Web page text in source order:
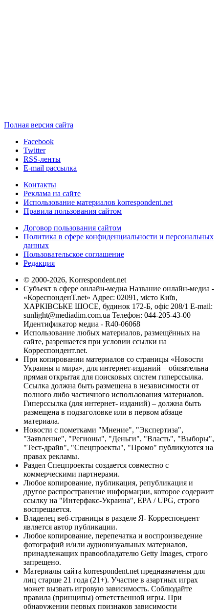
Полная версия сайта
Facebook
Twitter
RSS-ленты
E-mail рассылка
Контакты
Реклама на сайте
Использование материалов korrespondent.net
Правила пользования сайтом
Договор пользования сайтом
Политика в сфере конфиденциальности и персональных
данных
Пользовательское соглашение
Редакция
© 2000-2026, Korrespondent.net
Субъект в сфере онлайн-медиа Название онлайн-медиа -
«КореспонденТ.net» Адрес: 02091, місто Київ,
ХАРКІВСЬКЕ ШОСЕ, будинок 172-Б, офіс 208/1 E-mail:
sunlight@mediadim.com.ua Телефон: 044-205-43-00
Идентификатор медиа - R40-06068
Использование любых материалов, размещённых на
сайте, разрешается при условии ссылки на
Корреспондент.net.
При копировании материалов со страницы «Новости
Украины и мира», для интернет-изданий – обязательна
прямая открытая для поисковых систем гиперссылка.
Ссылка должна быть размещена в независимости от
полного либо частичного использования материалов.
Гиперссылка (для интернет- изданий) – должна быть
размещена в подзаголовке или в первом абзаце
материала.
Новости с пометками "Мнение", "Экспертиза",
"Заявление", "Регионы", "Деньги", "Власть", "Выборы",
"Тест-драйв", "Спецпроекты", "Промо" публикуются на
правах рекламы.
Раздел Спецпроекты создается совместно с
коммерческими партнерами.
Любое копирование, публикация, републикация и
другое распространение информации, которое содержит
ссылку на "Интерфакс-Украина", EPA / UPG, строго
воспрещается.
Владелец веб-страницы в разделе Я- Корреспондент
является автор публикации.
Любое копирование, перепечатка и воспроизведение
фотографий и/или аудиовизуальных материалов,
принадлежащих правообладателю Getty Images, строго
запрещено.
Материалы сайта korrespondent.net предназначены для
лиц старше 21 года (21+). Участие в азартных играх
может вызвать игровую зависимость. Соблюдайте
правила (принципы) ответственной игры. При
обнаружении первых признаков зависимости